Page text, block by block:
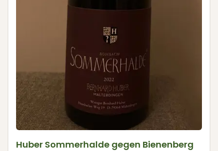
Huber Sommerhalde gegen Bienenberg